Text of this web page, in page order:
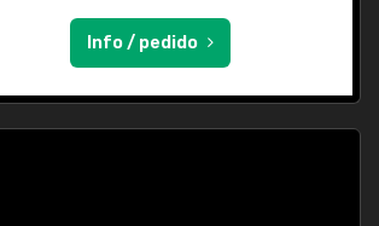
Info / pedido